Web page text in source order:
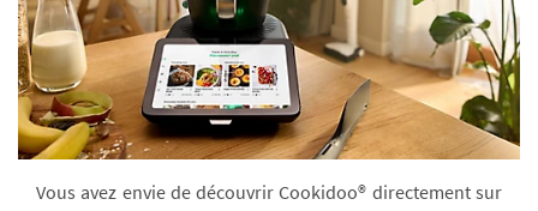
Vous avez envie de découvrir Cookidoo® directement sur